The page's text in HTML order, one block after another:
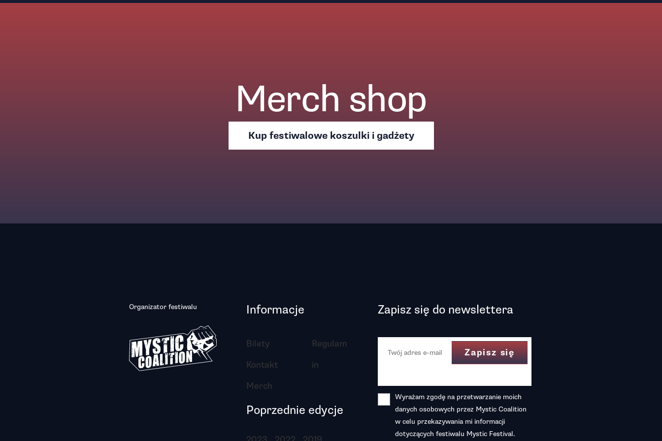
Merch shop
Kup festiwalowe koszulki i gadżety
Organizator festiwalu Informacje
Bilety
Kontakt
Merch
Regulam
in
Poprzednie edycje
Zapisz się do newslettera
Wyrażam zgodę na przetwarzanie moich
danych osobowych przez Mystic Coalition
w celu przekazywania mi informacji
dotyczących festiwalu Mystic Festival.